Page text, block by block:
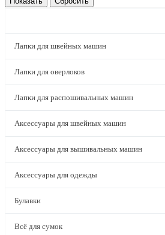
Лапки для швейных машин
Лапки для оверлоков
Лапки для распошивальных машин
Аксессуары для швейных машин
Аксессуары для вышивальных машин
Аксессуары для одежды
Булавки
Всё для сумок